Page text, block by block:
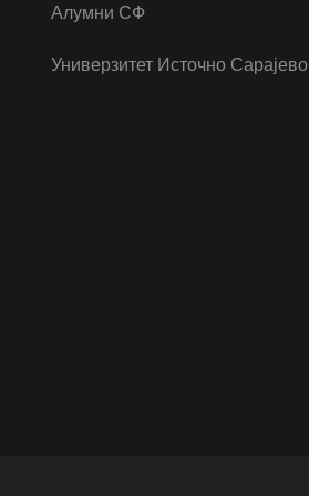
Алумни СФ
Универзитет Источно Сарајево